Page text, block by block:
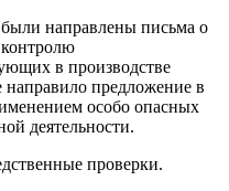
направлены письма о
в производстве
предложение в
особо опасных
деятельности.
проверки.